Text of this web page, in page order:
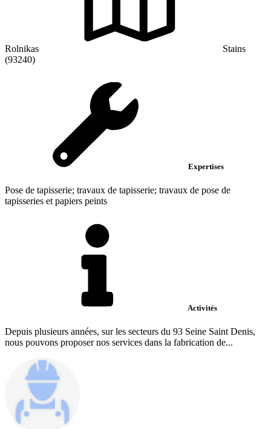
Rolnikas
Stains
(93240)
Expertises
Pose de tapisserie; travaux de tapisserie; travaux de pose de
tapisseries et papiers peints
Activités
Depuis plusieurs années, sur les secteurs du 93 Seine Saint Denis,
nous pouvons proposer nos services dans la fabrication de...